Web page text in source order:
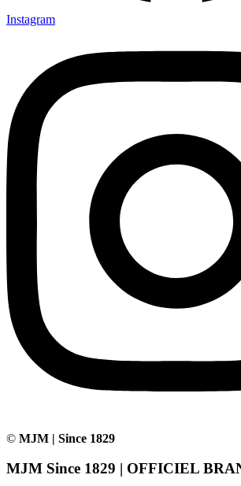
Instagram
© MJM | Since 1829
MJM Since 1829 | OFFICIEL